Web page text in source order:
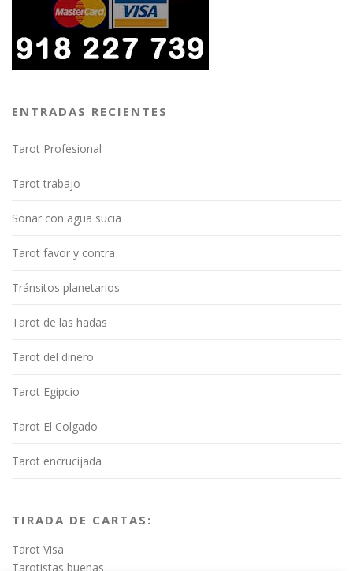
ENTRADAS RECIENTES
Tarot Profesional
Tarot trabajo
Soñar con agua sucia
Tarot favor y contra
Tránsitos planetarios
Tarot de las hadas
Tarot del dinero
Tarot Egipcio
Tarot El Colgado
Tarot encrucijada
TIRADA DE CARTAS:
Tarot Visa
Tarotistas buenas